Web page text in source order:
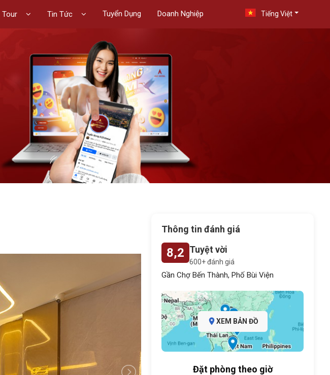
Tour Tin Tức Tuyển Dụng Doanh Nghiệp Tiếng Việt
Thông tin đánh giá
8,2 Tuyệt vời
600+ đánh giá
Gần Chợ Bến Thành, Phố Bùi Viện
XEM BẢN ĐỒ
Đặt phòng theo giờ